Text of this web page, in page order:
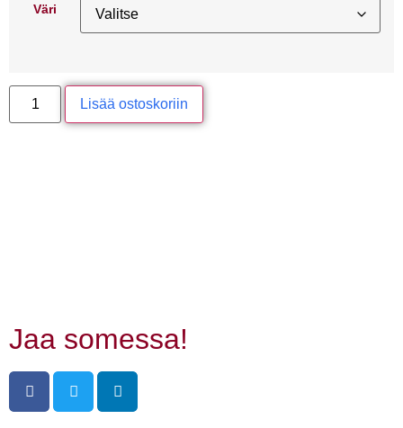
Väri
Lisää ostoskoriin
Jaa somessa!